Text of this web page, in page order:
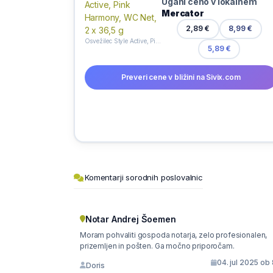
Mercator
2,89 € 8,99 €
5,89 €
Preveri cene v bližini na Sivix.com
Komentarji sorodnih poslovalnic
Notar Andrej Šoemen
Moram pohvaliti gospoda notarja, zelo profesionalen,
prizemljen in pošten. Ga močno priporočam.
Doris 04. jul 2025 ob